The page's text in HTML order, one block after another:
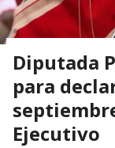
Diputada
para
Ejecutivo